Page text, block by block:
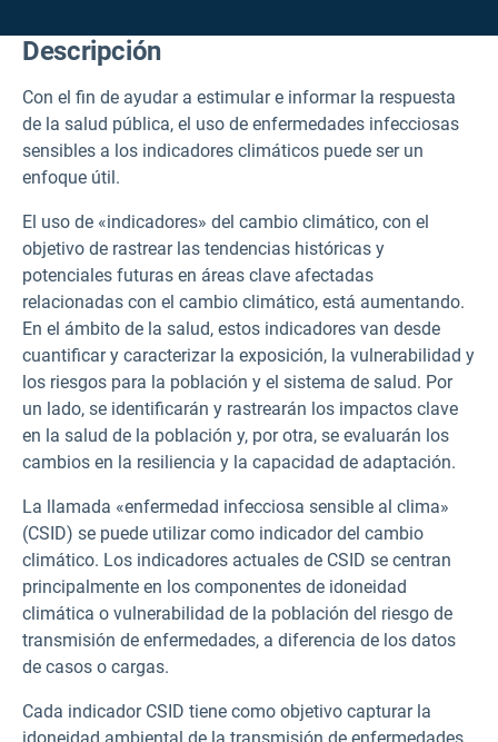
Descripción
Con el fin de ayudar a estimular e informar la respuesta
de la salud pública, el uso de enfermedades infecciosas
sensibles a los indicadores climáticos puede ser un
enfoque útil.
El uso de «indicadores» del cambio climático, con el
objetivo de rastrear las tendencias históricas y
potenciales futuras en áreas clave afectadas
relacionadas con el cambio climático, está aumentando.
En el ámbito de la salud, estos indicadores van desde
cuantificar y caracterizar la exposición, la vulnerabilidad y
los riesgos para la población y el sistema de salud. Por
un lado, se identificarán y rastrearán los impactos clave
en la salud de la población y, por otra, se evaluarán los
cambios en la resiliencia y la capacidad de adaptación.
La llamada «enfermedad infecciosa sensible al clima»
(CSID) se puede utilizar como indicador del cambio
climático. Los indicadores actuales de CSID se centran
principalmente en los componentes de idoneidad
climática o vulnerabilidad de la población del riesgo de
transmisión de enfermedades, a diferencia de los datos
de casos o cargas.
Cada indicador CSID tiene como objetivo capturar la